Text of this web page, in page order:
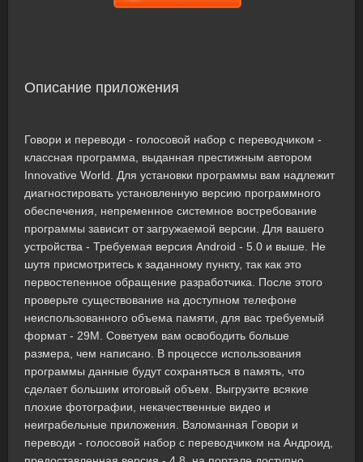
Описание приложения
Говори и переводи - голосовой набор с переводчиком -
классная программа, выданная престижным автором
Innovative World. Для установки программы вам надлежит
диагностировать установленную версию программного
обеспечения, непременное системное востребование
программы зависит от загружаемой версии. Для вашего
устройства - Требуемая версия Android - 5.0 и выше. Не
шутя присмотритесь к заданному пункту, так как это
первостепенное обращение разработчика. После этого
проверьте существование на доступном телефоне
неиспользованного объема памяти, для вас требуемый
формат - 29M. Советуем вам освободить больше
размера, чем написано. В процессе использования
программы данные будут сохраняться в память, что
сделает большим итоговый объем. Выгрузите всякие
плохие фотографии, некачественные видео и
неиграбельные приложения. Взломанная Говори и
переводи - голосовой набор с переводчиком на Андроид,